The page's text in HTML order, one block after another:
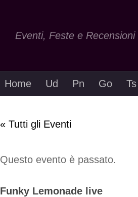
Eventi, Feste e
Home Ud Pn Go Ts
« Tutti gli Eventi
Questo evento è passato.
Funky Lemonade live